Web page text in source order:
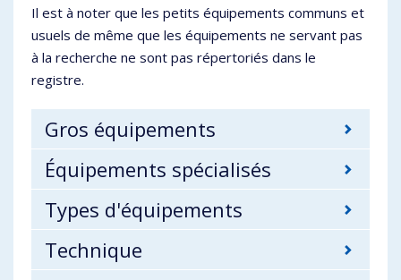
Il est à noter que les petits équipements communs et
usuels de même que les équipements ne servant pas
à la recherche ne sont pas répertoriés dans le
registre.
Gros équipements
Équipements spécialisés
Types d'équipements
Technique